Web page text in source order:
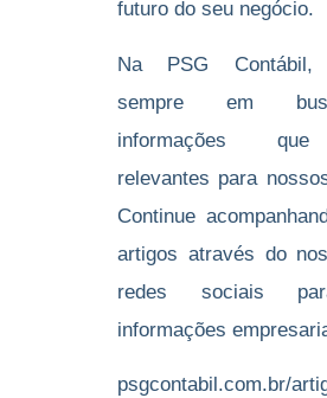
futuro do seu negócio.
Na PSG Contábil,
sempre em
informações
relevantes para
Continue
artigos através do
redes sociais
informações
psgcontabil.com.br/